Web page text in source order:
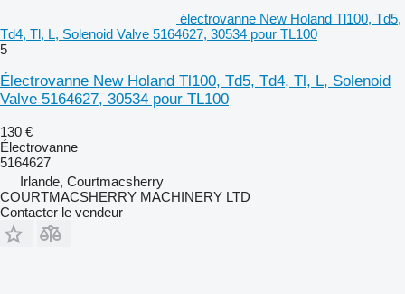
électrovanne New Holand Tl100, Td5,
Td4, Tl, L, Solenoid Valve 5164627, 30534 pour TL100
5
Électrovanne New Holand Tl100, Td5, Td4, Tl, L, Solenoid
Valve 5164627, 30534 pour TL100
130 €
Électrovanne
5164627
Irlande, Courtmacsherry
COURTMACSHERRY MACHINERY LTD
Contacter le vendeur